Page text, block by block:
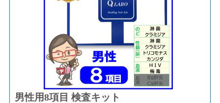
男性用8項目 検査キット